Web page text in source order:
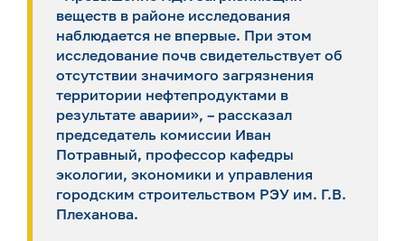
веществ в районе исследования
наблюдается не впервые. При этом
исследование почв свидетельствует об
отсутствии значимого загрязнения
территории нефтепродуктами в
результате аварии», – рассказал
председатель комиссии Иван
Потравный, профессор кафедры
экологии, экономики и управления
городским строительством РЭУ им. Г.В.
Плеханова.